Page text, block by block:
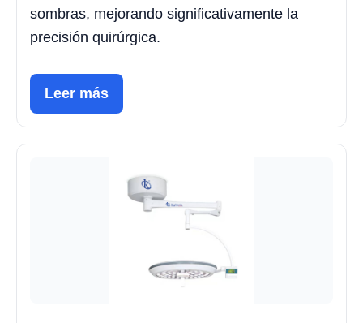
sombras, mejorando significativamente la
precisión quirúrgica.
Leer más